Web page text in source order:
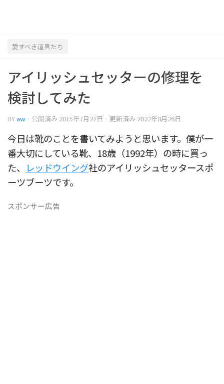
愛すべき道具たち
アイリッシュセッターの修理を
検討してみた
BY aw · 公開済み 2015年7月27日 · 更新済み 2022年8月26日
今日は靴のことを書いてみようと思います。僕が一
番大切にしている靴、18歳（1992年）の時に買っ
た、
レッドウイング社のアイリッシュセッタースポ
ーツブーツです。
スポンサー広告